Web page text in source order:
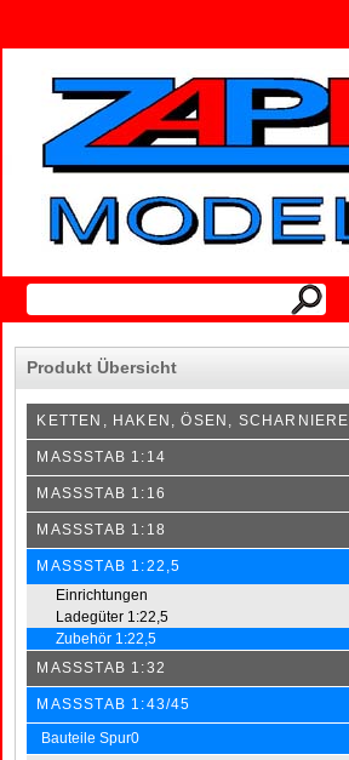
Produkt Übersicht
KETTEN, HAKEN, ÖSEN, SCHARNIERE
MASSSTAB 1:14
MASSSTAB 1:16
MASSSTAB 1:18
MASSSTAB 1:22,5
Einrichtungen
Ladegüter 1:22,5
Zubehör 1:22,5
MASSSTAB 1:32
MASSSTAB 1:43/45
Bauteile Spur0